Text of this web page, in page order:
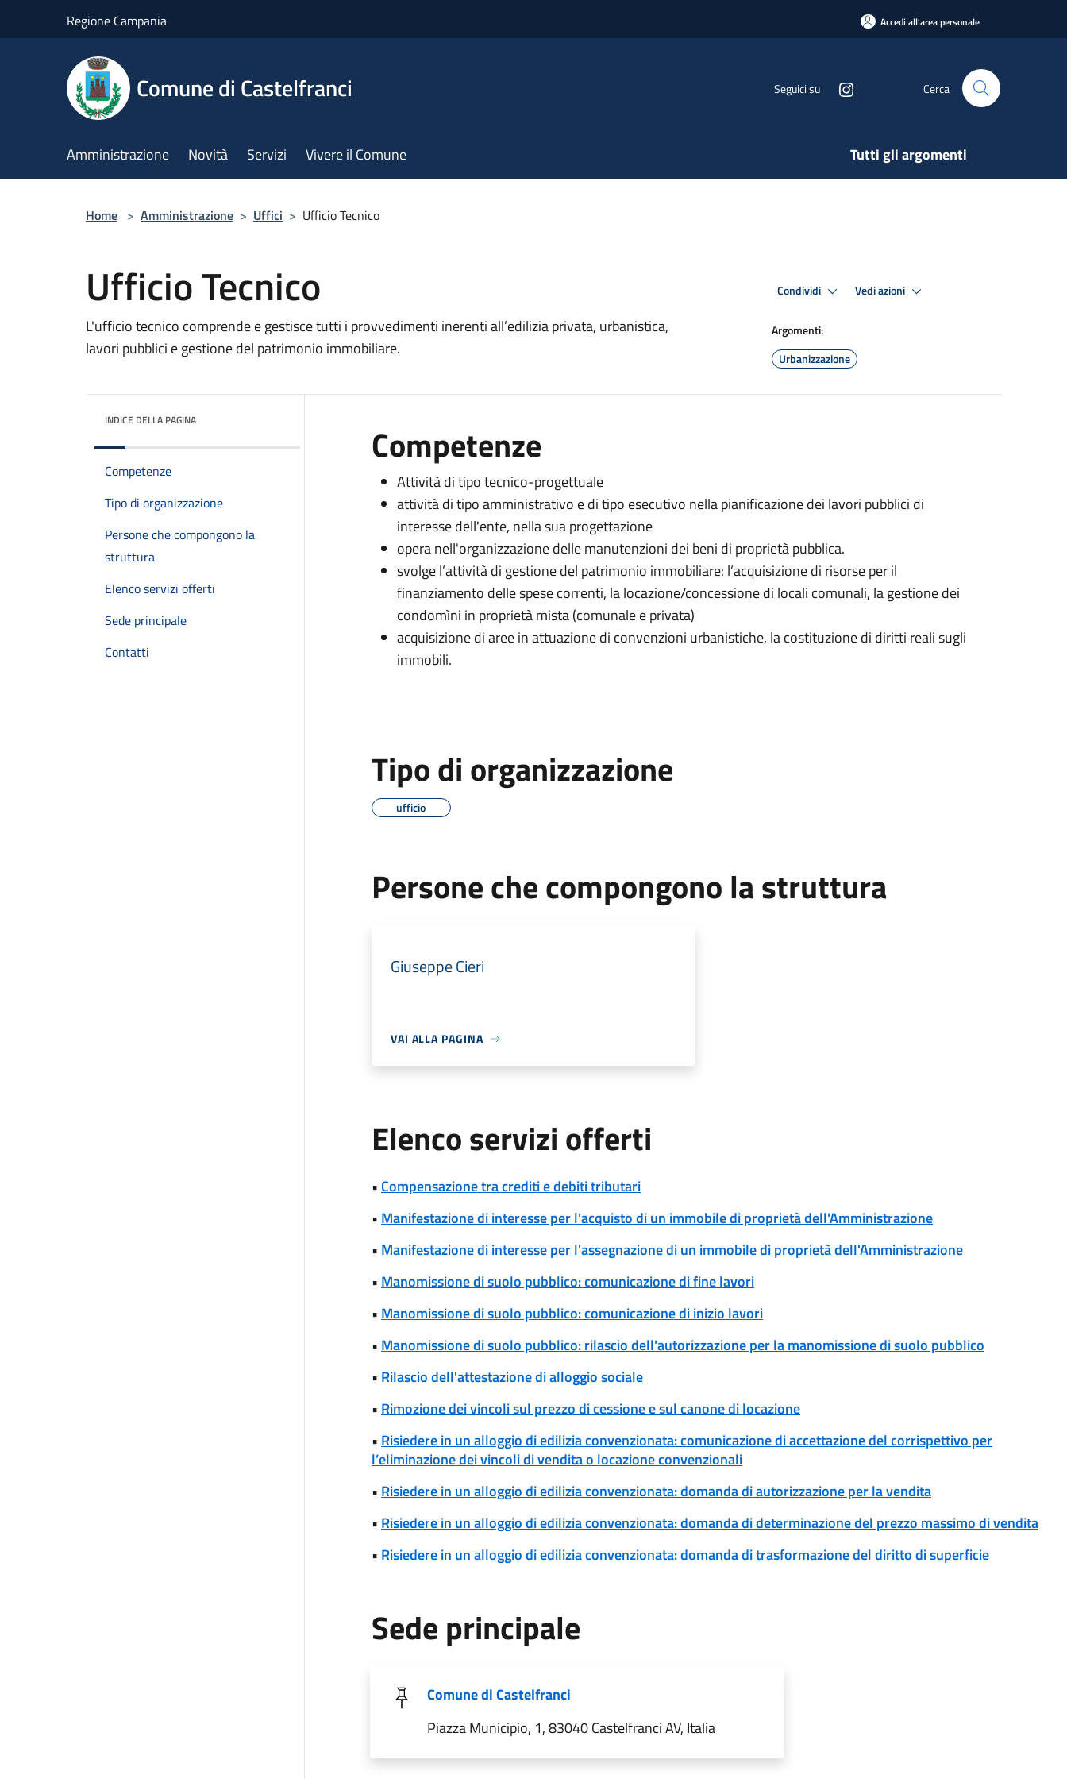
Regione Campania Accedi all'area personale
Comune di Castelfranci Seguici su Cerca
Amministrazione Novità Servizi Vivere il Comune Tutti gli argomenti
Home > Amministrazione > Uffici > Ufficio Tecnico
Ufficio Tecnico
L'ufficio tecnico comprende e gestisce tutti i provvedimenti inerenti all’edilizia privata, urbanistica,
lavori pubblici e gestione del patrimonio immobiliare.
Condividi Vedi azioni
Argomenti:
Urbanizzazione
INDICE DELLA PAGINA
Competenze
Tipo di organizzazione
Persone che compongono la
struttura
Elenco servizi offerti
Sede principale
Contatti
Competenze
Attività di tipo tecnico-progettuale
attività di tipo amministrativo e di tipo esecutivo nella pianificazione dei lavori pubblici di
interesse dell'ente, nella sua progettazione
opera nell'organizzazione delle manutenzioni dei beni di proprietà pubblica.
svolge l’attività di gestione del patrimonio immobiliare: l’acquisizione di risorse per il
finanziamento delle spese correnti, la locazione/concessione di locali comunali, la gestione dei
condomìni in proprietà mista (comunale e privata)
acquisizione di aree in attuazione di convenzioni urbanistiche, la costituzione di diritti reali sugli
immobili.
Tipo di organizzazione
ufficio
Persone che compongono la struttura
Giuseppe Cieri
VAI ALLA PAGINA
Elenco servizi offerti
• Compensazione tra crediti e debiti tributari
• Manifestazione di interesse per l'acquisto di un immobile di proprietà dell'Amministrazione
• Manifestazione di interesse per l'assegnazione di un immobile di proprietà dell'Amministrazione
• Manomissione di suolo pubblico: comunicazione di fine lavori
• Manomissione di suolo pubblico: comunicazione di inizio lavori
• Manomissione di suolo pubblico: rilascio dell'autorizzazione per la manomissione di suolo pubblico
• Rilascio dell'attestazione di alloggio sociale
• Rimozione dei vincoli sul prezzo di cessione e sul canone di locazione
• Risiedere in un alloggio di edilizia convenzionata: comunicazione di accettazione del corrispettivo per
l’eliminazione dei vincoli di vendita o locazione convenzionali
• Risiedere in un alloggio di edilizia convenzionata: domanda di autorizzazione per la vendita
• Risiedere in un alloggio di edilizia convenzionata: domanda di determinazione del prezzo massimo di vendita
• Risiedere in un alloggio di edilizia convenzionata: domanda di trasformazione del diritto di superficie
Sede principale
Comune di Castelfranci
Piazza Municipio, 1, 83040 Castelfranci AV, Italia